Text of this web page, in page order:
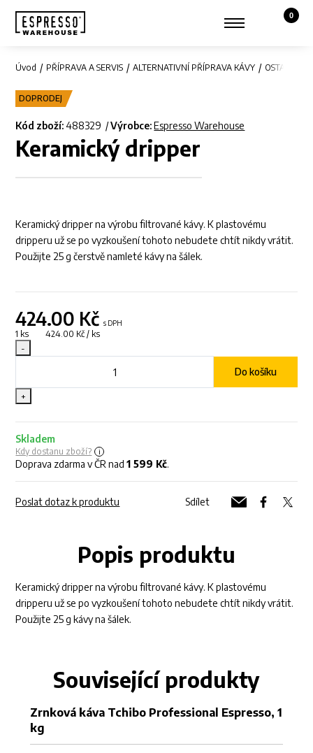
Zobrazit hledání
0
Košík,
Úvod PŘÍPRAVA A SERVIS ALTERNATIVNÍ PŘÍPRAVA KÁVY OSTATNÍ
DOPRODEJ
Kód zboží:488329 Výrobce: Espresso Warehouse
Keramický dripper
Keramický dripper na výrobu filtrované kávy. K plastovému
dripperu už se po vyzkoušení tohoto nebudete chtít nikdy vrátit.
Použijte 25 g čerstvě namleté kávy na šálek.
424.00 Kčs DPH
1 ks 424.00 Kč / ks
-
+
Do košíku
Skladem
Kdy dostanu zboží?
Doprava zdarma v ČR nad1 599 Kč.
Poslat dotaz k produktu Sdílet
Popis produktu
Keramický dripper na výrobu filtrované kávy. K plastovému
dripperu už se po vyzkoušení tohoto nebudete chtít nikdy vrátit.
Použijte 25 g kávy na šálek.
Související produkty
Zrnková káva Tchibo Professional Espresso, 1
kg